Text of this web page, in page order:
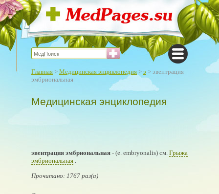
Главная > Медицинская энциклопедия > э > эвентрация
эмбриональная
Медицинская энциклопедия
эвентрация эмбриональная - (е. embryonalis) см. Грыжа
эмбриональная .
Прочитано: 1767 раз(а)